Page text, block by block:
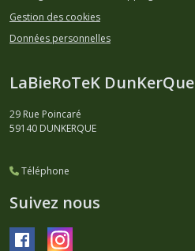
Gestion des cookies
Données personnelles
LaBieRoTeK DunKerQue
29 Rue Poincaré
59140 DUNKERQUE
Téléphone
Suivez nous